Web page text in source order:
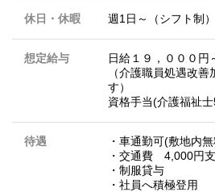
休日・休暇 週1日～（シフト制）
想定給与
日給１９，０００円
（介護職員処遇改
す）
資格手当(介護福祉
待遇
・車通勤可(敷地内
・交通費 4,000円支
・制服貸与
・社員へ積極登用